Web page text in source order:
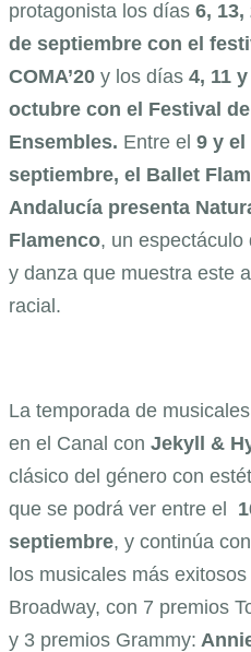
protagonista los días 6, 13,
de septiembre con el
COMA’20 y los días 4, 11
octubre con el Festival de
Ensembles. Entre el 9 y el
septiembre, el Ballet
Andalucía presenta
Flamenco, un espectáculo
y danza que muestra este
racial.
La temporada de
en el Canal con Jekyll &
clásico del género con
que se podrá ver entre el
septiembre, y continúa
los musicales más exitosos
Broadway, con 7 premios
y 3 premios Grammy: